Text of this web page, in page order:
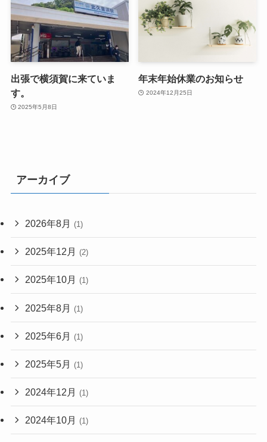
出張で横須賀に来ていま
す。
2025年5月8日
年末年始休業のお知らせ
2024年12月25日
アーカイブ
2026年8月 (1)
2025年12月 (2)
2025年10月 (1)
2025年8月 (1)
2025年6月 (1)
2025年5月 (1)
2024年12月 (1)
2024年10月 (1)